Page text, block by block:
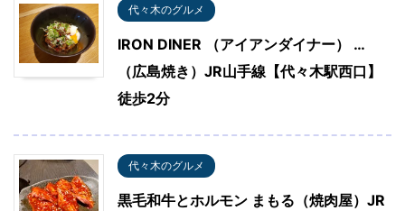
代々木のグルメ
IRON DINER （アイアンダイナー） …
（広島焼き）JR山手線【代々木駅西口】
徒歩2分
代々木のグルメ
黒毛和牛とホルモン まもる（焼肉屋）JR